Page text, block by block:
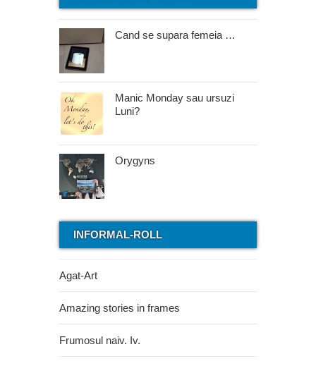
Cand se supara femeia …
Manic Monday sau ursuzi
Luni?
Orygyns
INFORMAL-ROLL
Agat-Art
Amazing stories in frames
Frumosul naiv. Iv.